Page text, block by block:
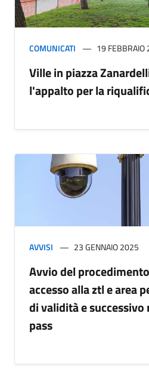
COMUNICATI 19 FEBBRAIO
Ville in piazza
l'appalto per la
AVVISI 23 GENNAIO 2025
Avvio del
accesso alla ztl e area
di validità e
pass